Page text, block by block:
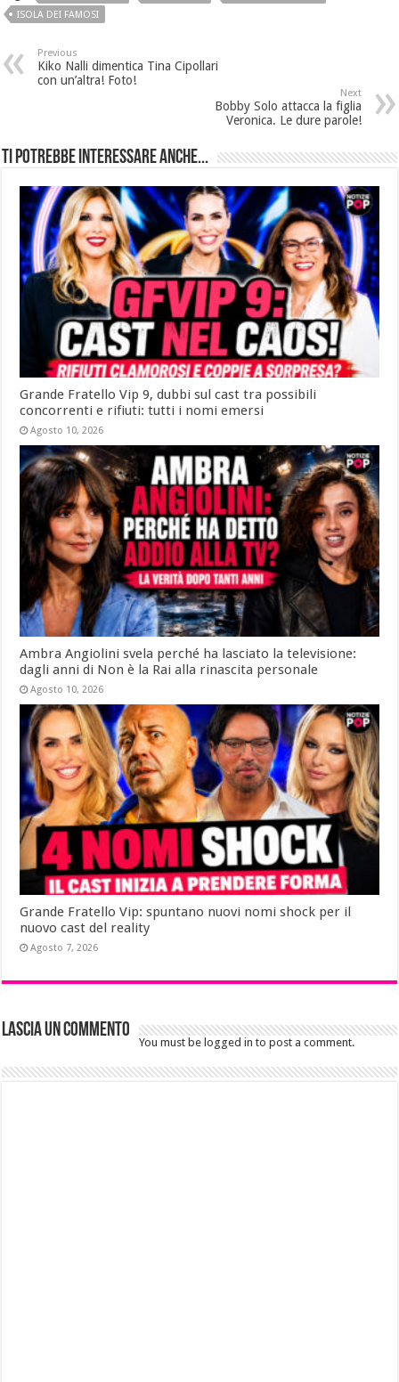
ISOLA DEI FAMOSI
Previous
Kiko Nalli dimentica Tina Cipollari
con un’altra! Foto!
Next
Bobby Solo attacca la figlia
Veronica. Le dure parole!
Ti potrebbe interessare anche...
Grande Fratello Vip 9, dubbi sul cast tra possibili
concorrenti e rifiuti: tutti i nomi emersi
Agosto 10, 2026
Ambra Angiolini svela perché ha lasciato la televisione:
dagli anni di Non è la Rai alla rinascita personale
Agosto 10, 2026
Grande Fratello Vip: spuntano nuovi nomi shock per il
nuovo cast del reality
Agosto 7, 2026
Lascia un commento
You must be logged in to post a comment.